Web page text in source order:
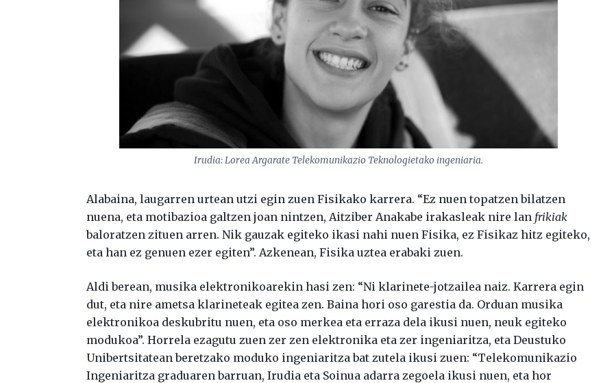
Irudia: Lorea Argarate Telekomunikazio Teknologietako ingeniaria.
Alabaina, laugarren urtean utzi egin zuen Fisikako karrera. “Ez nuen topatzen bilatzen
nuena, eta motibazioa galtzen joan nintzen, Aitziber Anakabe irakasleak nire lan frikiak
baloratzen zituen arren. Nik gauzak egiteko ikasi nahi nuen Fisika, ez Fisikaz hitz egiteko,
eta han ez genuen ezer egiten”. Azkenean, Fisika uztea erabaki zuen.
Aldi berean, musika elektronikoarekin hasi zen: “Ni klarinete-jotzailea naiz. Karrera egin
dut, eta nire ametsa klarineteak egitea zen. Baina hori oso garestia da. Orduan musika
elektronikoa deskubritu nuen, eta oso merkea eta erraza dela ikusi nuen, neuk egiteko
modukoa”. Horrela ezagutu zuen zer zen elektronika eta zer ingeniaritza, eta Deustuko
Unibertsitatean beretzako moduko ingeniaritza bat zutela ikusi zuen: “Telekomunikazio
Ingeniaritza graduaren barruan, Irudia eta Soinua adarra zegoela ikusi nuen, eta hor